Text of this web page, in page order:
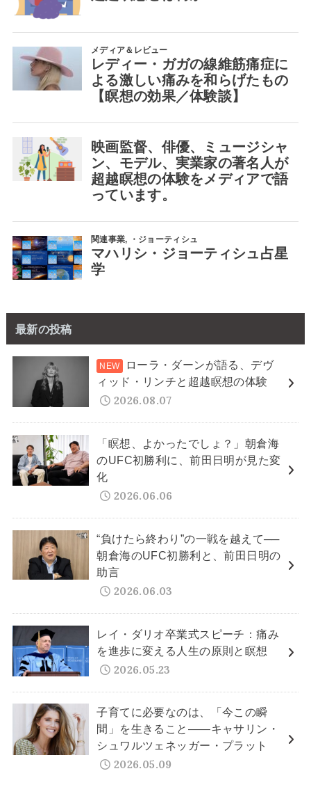
最新の投稿
ローラ・ダーンが語る、デヴ
ィッド・リンチと超越瞑想の体験
2026.08.07
「瞑想、よかったでしょ？」朝倉海
のUFC初勝利に、前田日明が見た変
化
2026.06.06
“負けたら終わり”の一戦を越えて──
朝倉海のUFC初勝利と、前田日明の
助言
2026.06.03
レイ・ダリオ卒業式スピーチ：痛み
を進歩に変える人生の原則と瞑想
2026.05.23
子育てに必要なのは、「今この瞬
間」を生きること——キャサリン・
シュワルツェネッガー・プラット
2026.05.09